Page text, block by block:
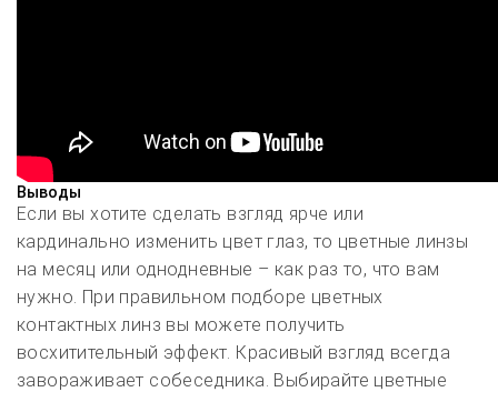
Выводы
Если вы хотите сделать взгляд ярче или
кардинально изменить цвет глаз, то цветные линзы
на месяц или однодневные – как раз то, что вам
нужно. При правильном подборе цветных
контактных линз вы можете получить
восхитительный эффект. Красивый взгляд всегда
завораживает собеседника. Выбирайте цветные